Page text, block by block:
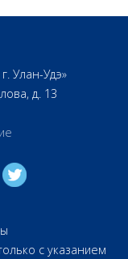
Улан-Удэ»
д. 13
с указанием